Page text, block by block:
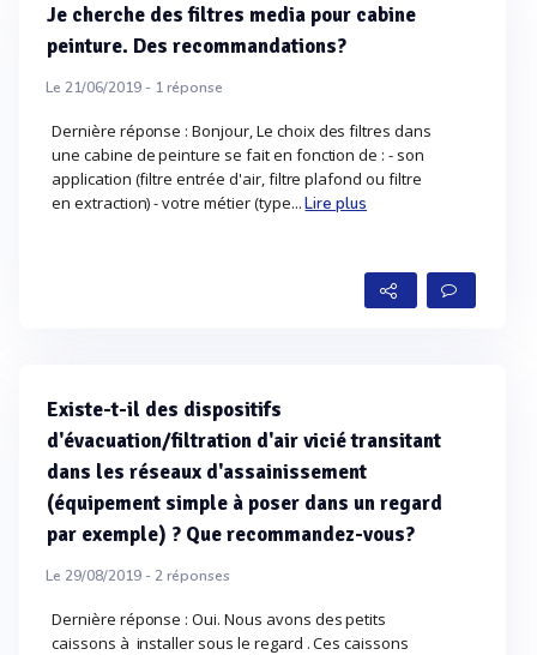
Je cherche des filtres media pour cabine
peinture. Des recommandations?
Le 21/06/2019 - 1réponse
Dernière réponse : Bonjour, Le choix des filtres dans
une cabine de peinture se fait en fonction de : - son
application (filtre entrée d'air, filtre plafond ou filtre
en extraction) - votre métier (type...Lire plus
Existe-t-il des dispositifs
d'évacuation/filtration d'air vicié transitant
dans les réseaux d'assainissement
(équipement simple à poser dans un regard
par exemple) ? Que recommandez-vous?
Le 29/08/2019 -2réponses
Dernière réponse : Oui. Nous avons des petits
caissons à installer sous le regard . Ces caissons